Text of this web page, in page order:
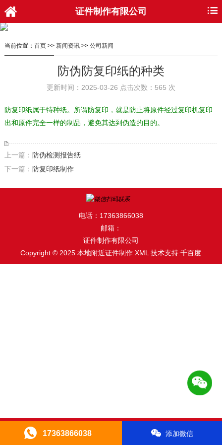
证件制作有限公司
当前位置： 首页>> 新闻资讯>> 公司新闻
防伪防复印纸的种类
更新时间：2025-03-26 点击次数：565 次
防复印纸属于特种纸。所谓防复印，就是防止将原件经过复印机复印
出和原件完全一样的制品，避免其达到伪造的目的。
上一篇： 防伪检测报告纸
下一篇： 防复印纸制作
电话：17363866038
邮箱：
证件制作有限公司
Copyright © 2025 本地附近证件制作XML 技术支持:千百度
首页 拨打电话
17363866038 添加微信